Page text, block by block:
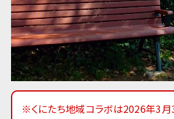
※くにたち地域コラボは2026年3月